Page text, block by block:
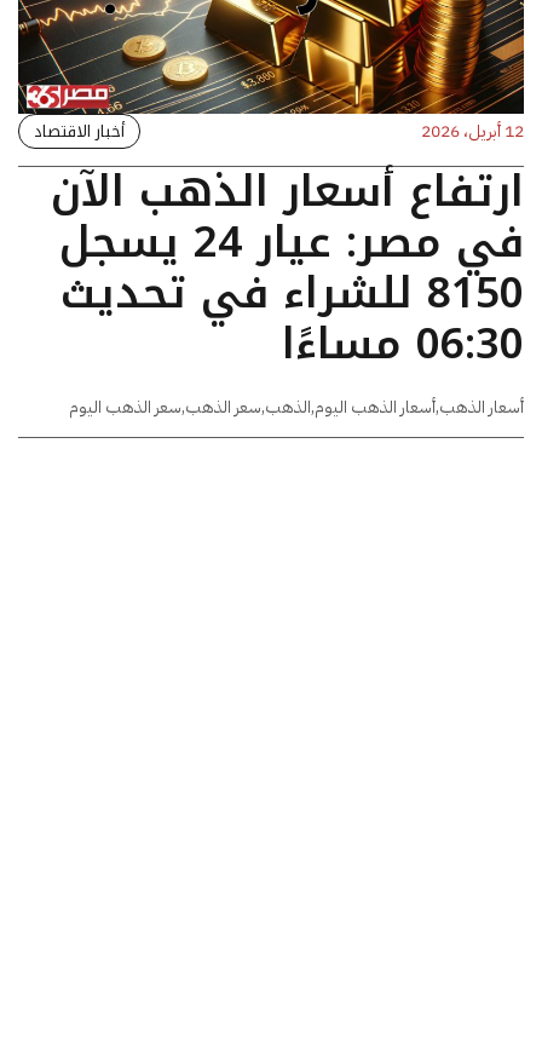
12 أبريل، 2026 أخبار الاقتصاد
ارتفاع أسعار الذهب الآن
في مصر: عيار 24 يسجل
8150 للشراء في تحديث
06:30 مساءًا
أسعار الذهب,أسعار الذهب اليوم,الذهب,سعر الذهب,سعر الذهب اليوم